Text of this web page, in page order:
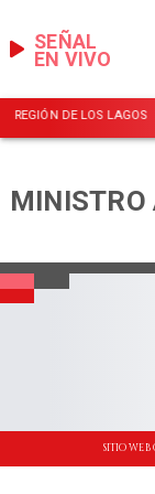
EN VIVO
SEÑAL
REGIÓN DE LOS LAGOS
MINISTRO
SITIO WEB